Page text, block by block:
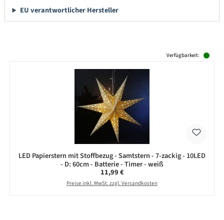
EU verantwortlicher Hersteller
Verfügbarkeit:
LED Papierstern mit Stoffbezug - Samtstern - 7-zackig - 10LED
- D: 60cm - Batterie - Timer - weiß
Regulärer Preis:
11,99 €
Preise inkl. MwSt. zzgl. Versandkosten